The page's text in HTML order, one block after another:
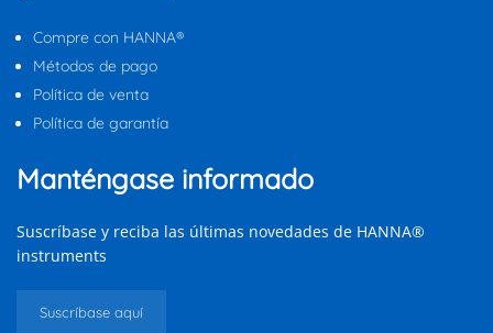
Compre con HANNA®
Métodos de pago
Política de venta
Política de garantía
Manténgase informado
Suscríbase y reciba las últimas novedades de HANNA®
instruments
Suscríbase aquí